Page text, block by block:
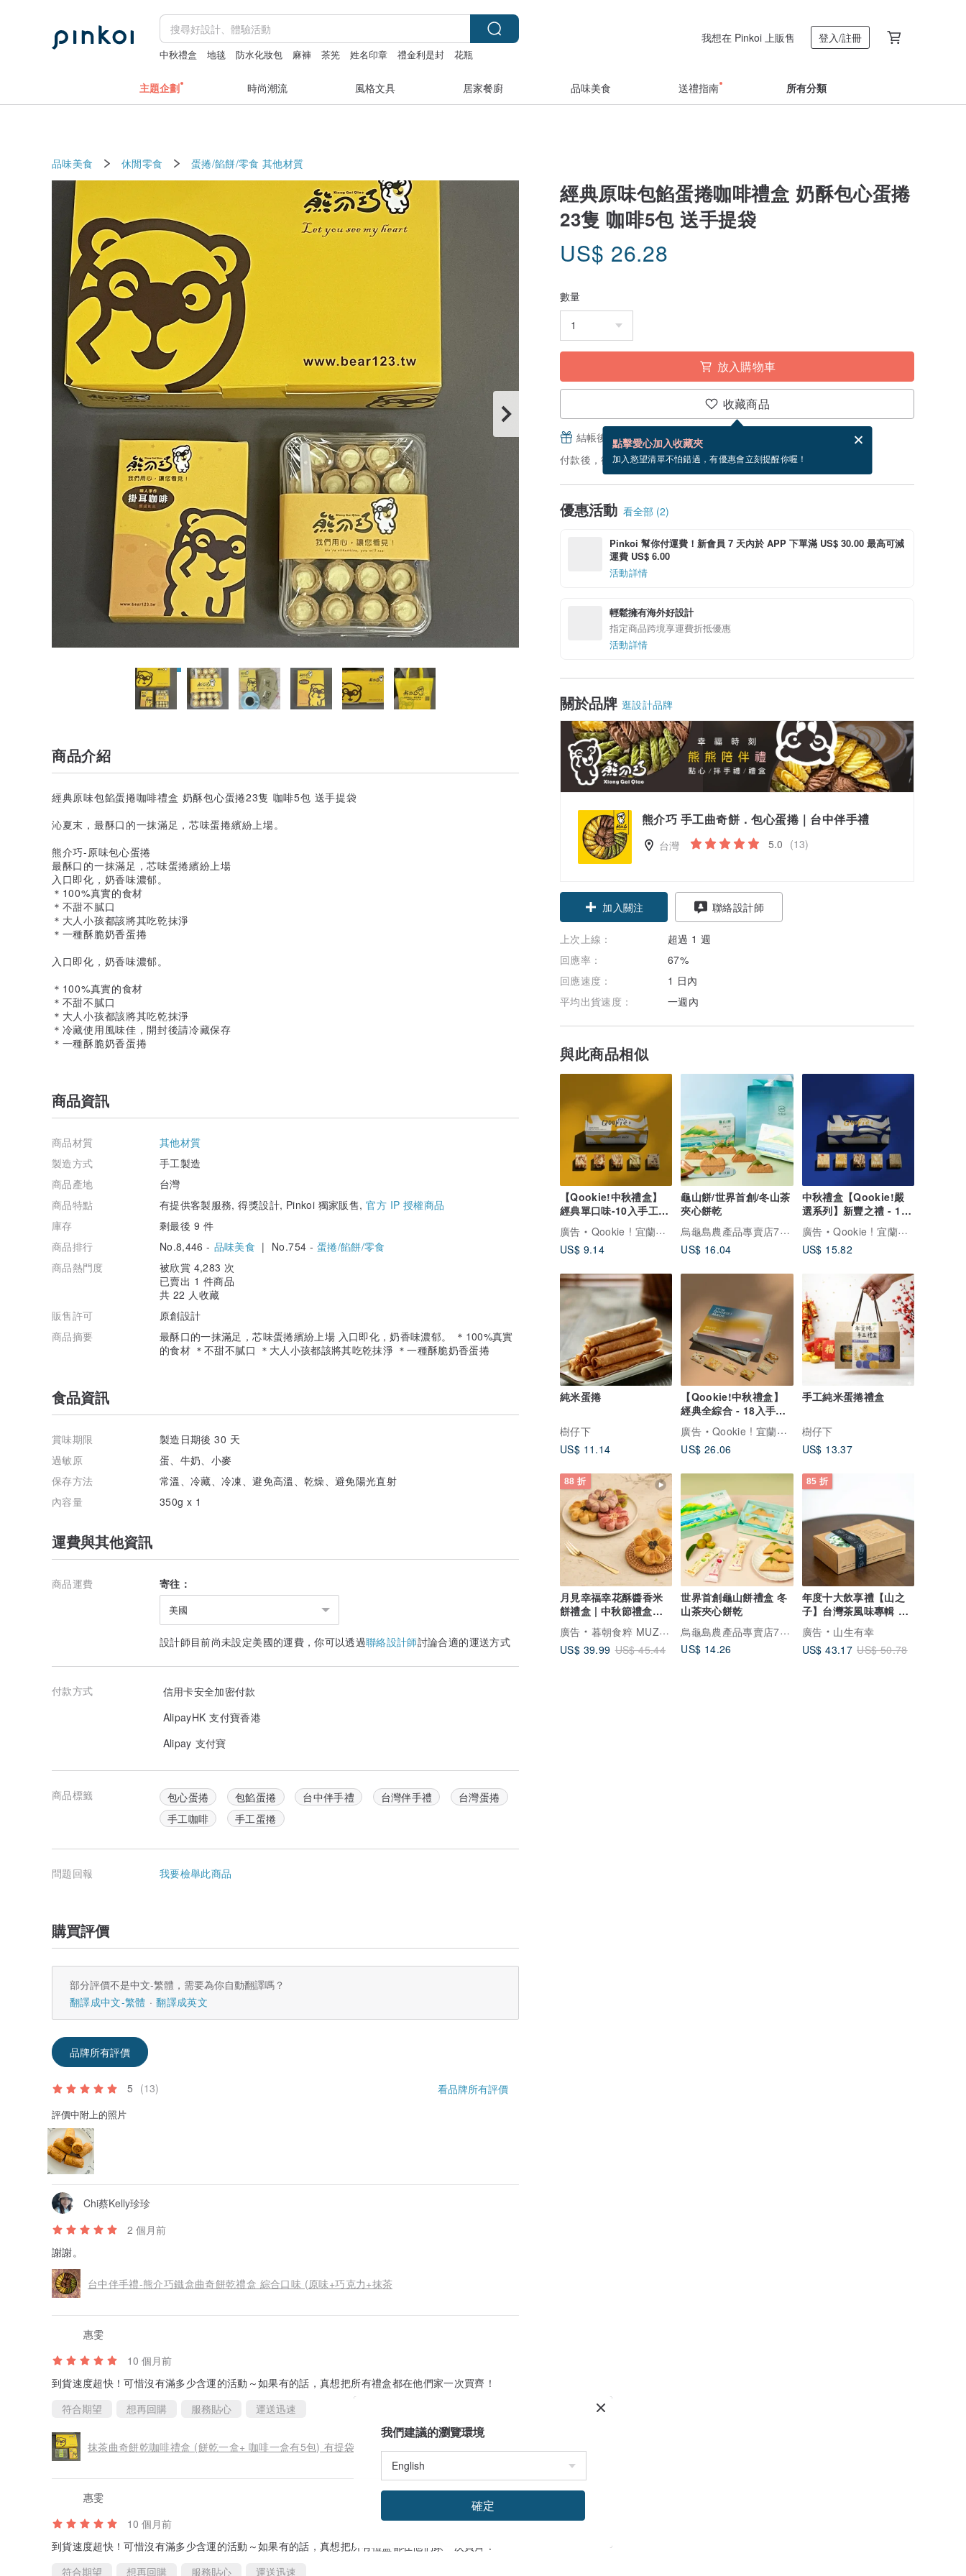
中秋禮盒 地毯 防水化妝包 麻褲 茶筅 姓名印章 禮金利是封 花瓶
我想在 Pinkoi 上販售 登入/註冊
主題企劃 時尚潮流 風格文具 居家餐廚 品味美食 送禮指南 所有分類
品味美食 休閒零食 蛋捲/餡餅/零食 其他材質
經典原味包餡蛋捲咖啡禮盒 奶酥包心蛋捲
23隻 咖啡5包 送手提袋
US$ 26.28
數量
放入購物車
收藏商品
點擊愛心加入收藏夾
加入慾望清單不怕錯過，有優惠會立刻提醒你喔！
結帳後填寫並分享，免費幫你寄送電子賀卡。
電子賀卡是什麼？
付款後，從備貨到寄出商品為 3 個工作天。（不包含假日）
優惠活動 看全部 (2)
Pinkoi 幫你付運費！新會員 7 天內於 APP 下單滿 US$ 30.00 最高可減
運費 US$ 6.00
活動詳情
輕鬆擁有海外好設計
指定商品跨境享運費折抵優惠
活動詳情
關於品牌 逛設計品牌
熊介巧 手工曲奇餅．包心蛋捲｜台中伴手禮
台灣 5.0 (13)
加入關注 聯絡設計師
上次上線：
超過 1 週
回應率：
67%
回應速度：
1 日內
平均出貨速度：
一週內
與此商品相似
【Qookie!中秋禮盒】
經典單口味-10入手工餅
乾 (附提袋)(五款)
廣告
Qookie ! 宜蘭必吃伴手禮
US$ 9.14
龜山餅/世界首創/冬山茶
夾心餅乾
烏龜島農產品專賣店72810774
US$ 16.04
中秋禮盒【Qookie!嚴
選系列】新豐之禮 - 10
入手工餅乾 (附提袋)
廣告
Qookie ! 宜蘭必吃伴手禮
US$ 15.82
純米蛋捲
樹仔下
US$ 11.14
【Qookie!中秋禮盒】
經典全綜合 - 18入手工
餅乾(伴手禮)(附贈提)
廣告
Qookie ! 宜蘭必吃伴手禮
US$ 26.06
手工純米蛋捲禮盒
樹仔下
US$ 13.37
88 折
月見幸福幸花酥醬香米
餅禮盒 | 中秋節禮盒預
購 企業贈禮
廣告
暮朝食粹 MUZHAO
US$ 39.99 US$ 45.44
世界首創龜山餅禮盒 冬
山茶夾心餅乾
烏龜島農產品專賣店72810774
US$ 14.26
85 折
年度十大飲享禮【山之
子】台灣茶風味專輯 原
葉立體袋茶盒裝
廣告
山生有幸
US$ 43.17 US$ 50.78
商品介紹
經典原味包餡蛋捲咖啡禮盒 奶酥包心蛋捲23隻 咖啡5包 送手提袋
沁夏末，最酥口的一抹滿足，芯味蛋捲繽紛上場。
熊介巧-原味包心蛋捲
最酥口的一抹滿足，芯味蛋捲繽紛上場
入口即化，奶香味濃郁。
＊100%真實的食材
＊不甜不膩口
＊大人小孩都該將其吃乾抹淨
＊一種酥脆奶香蛋捲
入口即化，奶香味濃郁。
＊100%真實的食材
＊不甜不膩口
＊大人小孩都該將其吃乾抹淨
＊冷藏使用風味佳，開封後請冷藏保存
＊一種酥脆奶香蛋捲
商品資訊
商品材質
其他材質
製造方式
手工製造
商品產地
台灣
商品特點
有提供客製服務, 得獎設計, Pinkoi 獨家販售,官方 IP 授權商品
庫存
剩最後 9 件
商品排行
No.8,446 - 品味美食 | No.754 - 蛋捲/餡餅/零食
商品熱門度
被欣賞 4,283 次
已賣出 1 件商品
共 22 人收藏
販售許可
原創設計
商品摘要
最酥口的一抹滿足，芯味蛋捲繽紛上場 入口即化，奶香味濃郁。 ＊100%真實
的食材 ＊不甜不膩口 ＊大人小孩都該將其吃乾抹淨 ＊一種酥脆奶香蛋捲
食品資訊
賞味期限
製造日期後 30 天
過敏原
蛋、牛奶、小麥
保存方法
常溫、冷藏、冷凍、避免高溫、乾燥、避免陽光直射
內容量
350g x 1
運費與其他資訊
商品運費 寄往：
美國
設計師目前尚未設定美國的運費，你可以透過聯絡設計師討論合適的運送方式
付款方式
信用卡安全加密付款
AlipayHK 支付寶香港
Alipay 支付寶
商品標籤 包心蛋捲 包餡蛋捲 台中伴手禮 台灣伴手禮
台灣蛋捲
手工咖啡
手工蛋捲
問題回報 我要檢舉此商品
購買評價
部分評價不是中文-繁體，需要為你自動翻譯嗎？
翻譯成中文-繁體
翻譯成英文
品牌所有評價
5 (13) 看品牌所有評價
評價中附上的照片
Chi蔡Kelly珍珍
2 個月前
謝謝。
台中伴手禮-熊介巧鐵盒曲奇餅乾禮盒 綜合口味 (原味+巧克力+抹茶
惠雯
10 個月前
到貨速度超快！可惜沒有滿多少含運的活動～如果有的話，真想把所有禮盒都在他們家一次買齊！
符合期望
想再回購 服務貼心 運送迅速
抹茶曲奇餅乾咖啡禮盒 (餅乾一盒+ 咖啡一盒有5包) 有提袋
惠雯
10 個月前
到貨速度超快！可惜沒有滿多少含運的活動～如果有的話，真想把所有禮盒都在他們家一次買齊！
符合期望
想再回購 服務貼心 運送迅速
我們建議的瀏覽環境
確定